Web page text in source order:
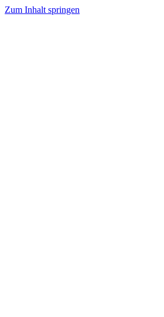
Zum Inhalt springen